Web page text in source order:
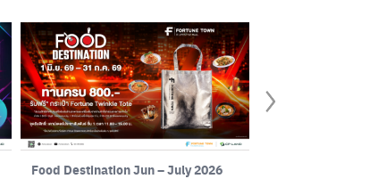
Food Destination Jun – July 2026